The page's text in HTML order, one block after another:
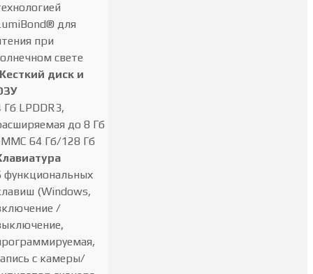
для
при
свете
диск и
Гб LPDDR3,
до 8 Гб
64 Гб/128 Гб
функциональных
(Windows,
/
с камеры/